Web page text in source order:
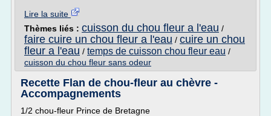
Lire la suite
Thèmes liés : cuisson du chou fleur a l'eau /
faire cuire un chou fleur a l'eau / cuire un chou
fleur a l'eau / temps de cuisson chou fleur eau /
cuisson du chou fleur sans odeur
Recette Flan de chou-fleur au chèvre -
Accompagnements
1/2 chou-fleur Prince de Bretagne